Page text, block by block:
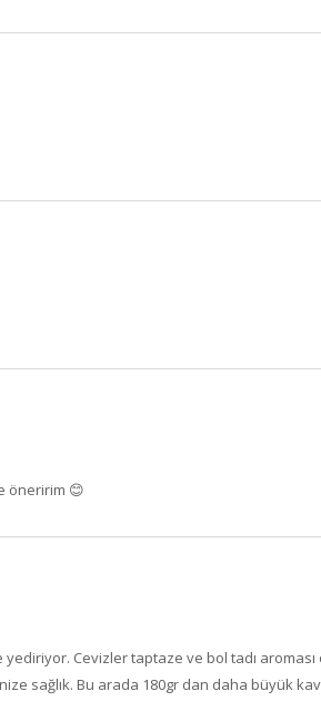
öneririm 😊
Cevizler taptaze ve bol tadı
sağlık. Bu arada 180gr dan daha büyük